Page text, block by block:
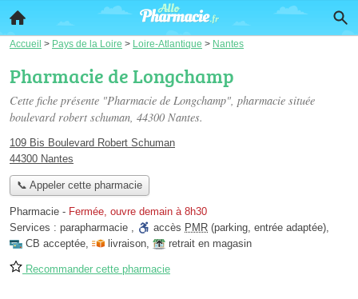
Accueil > Pays de la Loire > Loire-Atlantique > Nantes
Pharmacie de Longchamp
Cette fiche présente "Pharmacie de Longchamp", pharmacie située
boulevard robert schuman, 44300 Nantes.
109 Bis Boulevard Robert Schuman
44300 Nantes
📞 Appeler cette pharmacie
Pharmacie - Fermée, ouvre demain à 8h30
Services : parapharmacie , accès PMR (parking, entrée adaptée),
CB acceptée, livraison, retrait en magasin
Recommander cette pharmacie